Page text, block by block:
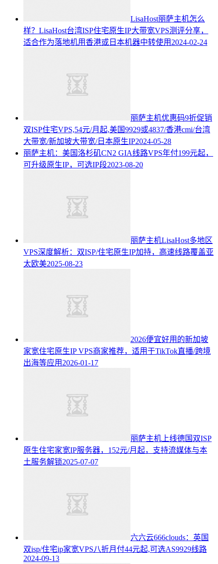
LisaHost丽萨主机怎么
样？LisaHost台湾ISP住宅原生IP大带宽VPS测评分享，
适合作为落地机用香港或日本机器中转使用 2024-02-24
丽萨主机优惠码9折促销
双ISP住宅VPS,54元/月起,美国9929或4837/香港cmi/台湾
大带宽/新加坡大带宽/日本原生IP2024-05-28
丽萨主机：美国洛杉矶CN2 GIA线路VPS年付199元起，
可升级原生IP，可选IP段2023-08-20
丽萨主机LisaHost多地区
VPS深度解析：双ISP/住宅原生IP加持，高速线路覆盖亚
太欧美2025-08-23
2026便宜好用的新加坡
家宽住宅原生IP VPS商家推荐，适用于TikTok直播/跨境
出海等应用 2026-01-17
丽萨主机上线德国双ISP
原生住宅家宽IP服务器，152元/月起，支持流媒体与本
土服务解锁2025-07-07
六六云666clouds：英国
双isp/住宅ip家宽VPS八折月付44元起,可选AS9929线路
2024-09-13